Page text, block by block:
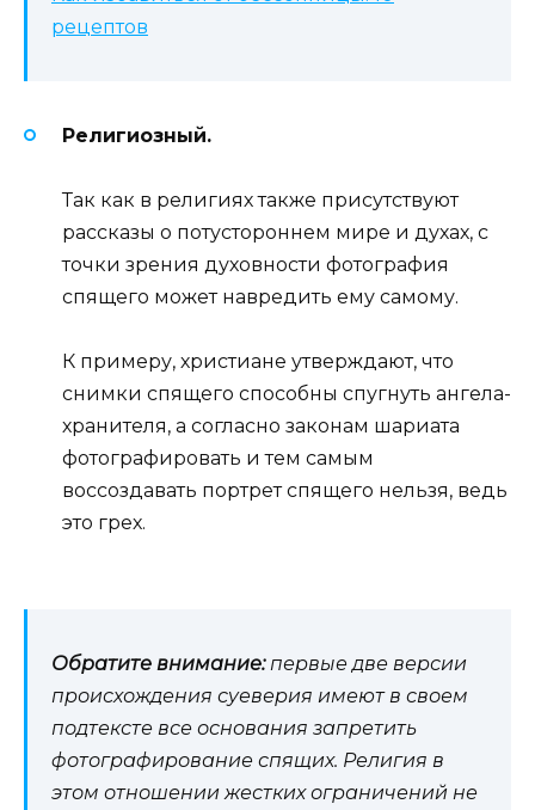
рецептов
Религиозный.
Так как в религиях также присутствуют
рассказы о потустороннем мире и духах, с
точки зрения духовности фотография
спящего может навредить ему самому.
К примеру, христиане утверждают, что
снимки спящего способны спугнуть ангела-
хранителя, а согласно законам шариата
фотографировать и тем самым
воссоздавать портрет спящего нельзя, ведь
это грех.
Обратите внимание:первые две версии
происхождения суеверия имеют в своем
подтексте все основания запретить
фотографирование спящих. Религия в
этом отношении жестких ограничений не